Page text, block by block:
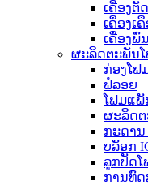
ເຄື່ອງຕັ
ເຄື່ອງເ
ເຄື່ອງພົ່
ຜະລິດຕະພັນ
ກ່ອງໂຟ
ຟໍລອຍ
ໂຟມແພັ
ຜະລິດຕ
ກະດານ
ບລັອກ
ລູກປັດໂ
ການທົດ